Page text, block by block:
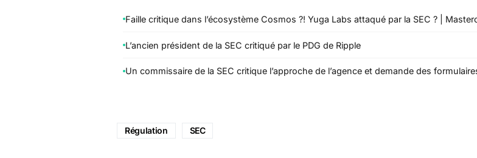
Faille critique dans l’écosystème Cosmos ?! Yuga Labs attaqué par la SEC ? |
L’ancien président de la SEC critiqué par le PDG de Ripple
Un commissaire de la SEC critique l’approche de l’agence et demande des
Régulation SEC